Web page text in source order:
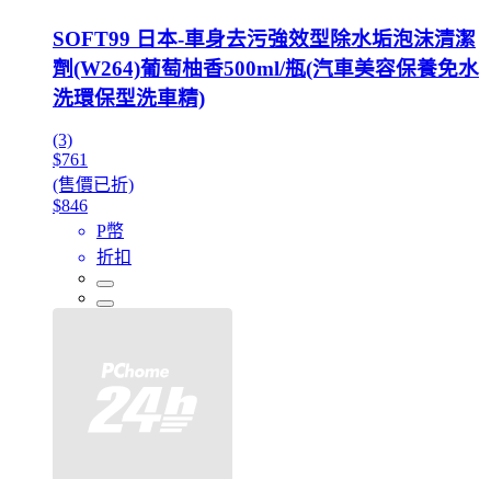
SOFT99 日本-車身去污強效型除水垢泡沫清潔
劑(W264)葡萄柚香500ml/瓶(汽車美容保養免水
洗環保型洗車精)
(3)
$761
(售價已折)
$846
P幣
折扣